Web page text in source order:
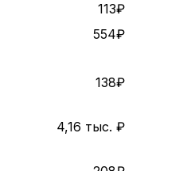
113₽
554₽
138₽
4,16 тыс. ₽